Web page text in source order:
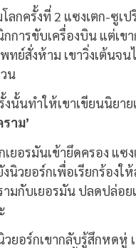
โลกครั้งที่ 2 แซงเตก-ซูเ
การขับเครื่องบิน แต่เข
ทย์สั่งห้าม เขาวิ่งเต้นจ
น
นั้นทำให้เขาเขียนนิยาย
าม’
เยอรมันเข้ายึดครอง แซ
งนิวยอร์กเพื่อเรียกร้องใ
ามกับเยอรมัน ปลดปล่อ
ยอร์กเขากลับรู้สึกหดหู่